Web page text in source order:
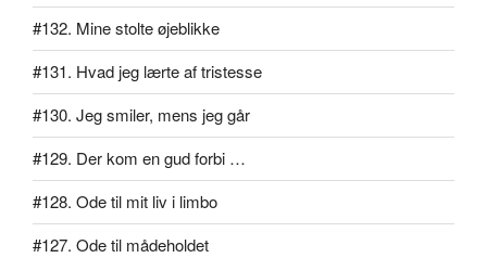
#132. Mine stolte øjeblikke
#131. Hvad jeg lærte af tristesse
#130. Jeg smiler, mens jeg går
#129. Der kom en gud forbi …
#128. Ode til mit liv i limbo
#127. Ode til mådeholdet